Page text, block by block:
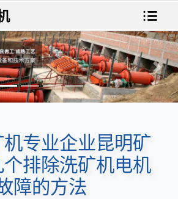
下
机专业企业昆明矿
排除洗矿机电机
障的方法